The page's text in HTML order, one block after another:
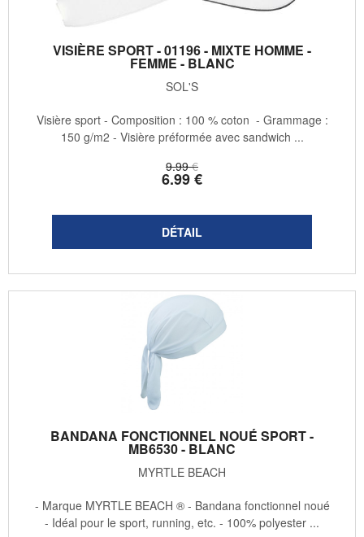
VISIÈRE SPORT - 01196 - MIXTE HOMME -
FEMME - BLANC
SOL'S
9.99 €
6.99€
Visière sport - Composition : 100 % coton - Grammage :
150 g/m2 - Visière préformée avec sandwich ...
BANDANA FONCTIONNEL NOUÉ SPORT -
MB6530 - BLANC
MYRTLE BEACH
- Marque MYRTLE BEACH ® - Bandana fonctionnel noué
- Idéal pour le sport, running, etc. - 100% polyester ...